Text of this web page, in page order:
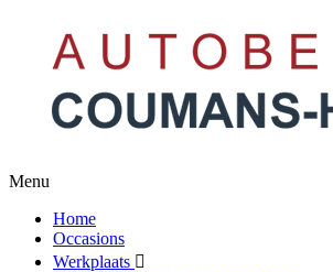
Menu
Home
Occasions
Werkplaats